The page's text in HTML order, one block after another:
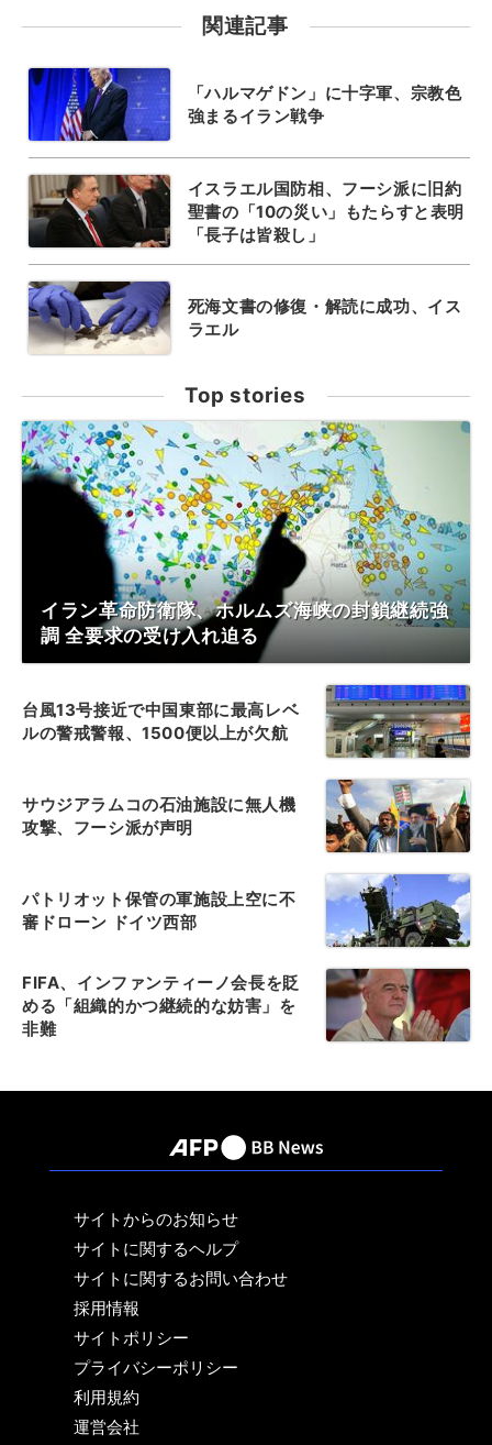
関連記事
「ハルマゲドン」に十字軍、宗教色
強まるイラン戦争
イスラエル国防相、フーシ派に旧約
聖書の「10の災い」もたらすと表明
「長子は皆殺し」
死海文書の修復・解読に成功、イス
ラエル
Top stories
イラン革命防衛隊、ホルムズ海峡の封鎖継続強
調 全要求の受け入れ迫る
台風13号接近で中国東部に最高レベ
ルの警戒警報、1500便以上が欠航
サウジアラムコの石油施設に無人機
攻撃、フーシ派が声明
パトリオット保管の軍施設上空に不
審ドローン ドイツ西部
FIFA、インファンティーノ会長を貶
める「組織的かつ継続的な妨害」を
非難
サイトからのお知らせ
サイトに関するヘルプ
サイトに関するお問い合わせ
採用情報
サイトポリシー
プライバシーポリシー
利用規約
運営会社